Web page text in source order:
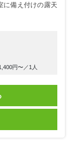
に備え付けの露天
円〜／1人